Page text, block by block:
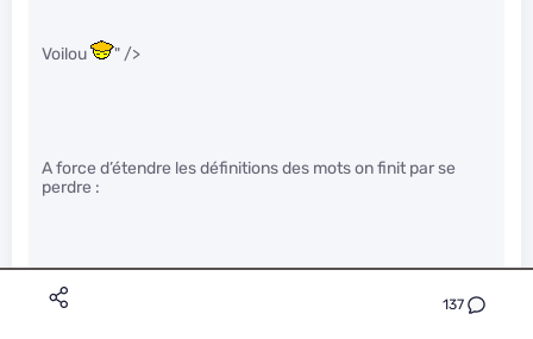
137
Voilou " />
A force d’étendre les définitions des mots on finit par se
perdre :